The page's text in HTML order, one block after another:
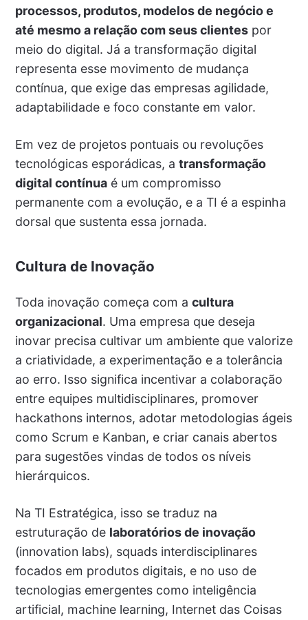
processos, produtos, modelos de negócio e
até mesmo a relação com seus clientespor
meio do digital. Já a transformação digital
representa esse movimento de mudança
contínua, que exige das empresas agilidade,
adaptabilidade e foco constante em valor.
Em vez de projetos pontuais ou revoluções
tecnológicas esporádicas, a transformação
digital contínuaé um compromisso
permanente com a evolução, e a TI é a espinha
dorsal que sustenta essa jornada.
Cultura de Inovação
Toda inovação começa com a cultura
organizacional. Uma empresa que deseja
inovar precisa cultivar um ambiente que valorize
a criatividade, a experimentação e a tolerância
ao erro. Isso significa incentivar a colaboração
entre equipes multidisciplinares, promover
hackathons internos, adotar metodologias ágeis
como Scrum e Kanban, e criar canais abertos
para sugestões vindas de todos os níveis
hierárquicos.
Na TI Estratégica, isso se traduz na
estruturação de laboratórios de inovação
(innovation labs), squads interdisciplinares
focados em produtos digitais, e no uso de
tecnologias emergentes como inteligência
artificial, machine learning, Internet das Coisas